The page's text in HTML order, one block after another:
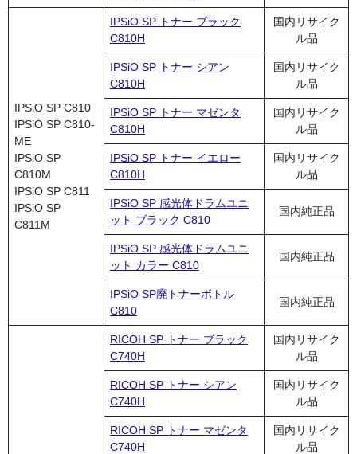
IPSiO SP C810
IPSiO SP C810-
ME
IPSiO SP
C810M
IPSiO SP C811
IPSiO SP
C811M
IPSiO SP トナー ブラック
C810H
国内リサイク
ル品
IPSiO SP トナー シアン
C810H
国内リサイク
ル品
IPSiO SP トナー マゼンタ
C810H
国内リサイク
ル品
IPSiO SP トナー イエロー
C810H
国内リサイク
ル品
IPSiO SP 感光体ドラムユニ
ット ブラック C810
国内純正品
IPSiO SP 感光体ドラムユニ
ット カラー C810
国内純正品
IPSiO SP廃トナーボトル
C810
国内純正品
RICOH SP トナー ブラック
C740H
国内リサイク
ル品
RICOH SP トナー シアン
C740H
国内リサイク
ル品
RICOH SP トナー マゼンタ
C740H
国内リサイク
ル品